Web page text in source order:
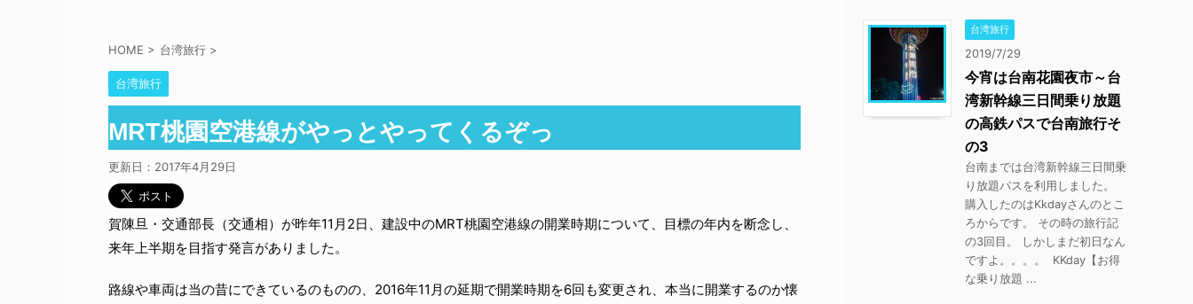
HOME > 台湾旅行 >
台湾旅行
MRT桃園空港線がやっとやってくるぞっ
更新日： 2017年4月29日
賀陳旦・交通部長（交通相）が昨年11月2日、建設中のMRT桃園空港線の開業時期について、目標の年内を断念し、
来年上半期を目指す発言がありました。
路線や車両は当の昔にできているのものの、2016年11月の延期で開業時期を6回も変更され、本当に開業するのか懐
台湾旅行
2019/7/29
今宵は台南花園夜市～台
湾新幹線三日間乗り放題
の高鉄パスで台南旅行そ
の3
台南までは台湾新幹線三日間乗
り放題パスを利用しました。
購入したのはKkdayさんのとこ
ろからです。 その時の旅行記
の3回目。 しかしまだ初日なん
ですよ。。。。 KKday【お得
な乗り放題 ...